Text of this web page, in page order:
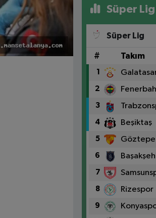
Süper
Süper Lig
# Takım
1
2
3
4 Beşiktaş
5 Göztepe
6
7
8 Rizespor
9